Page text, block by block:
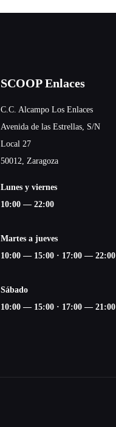
SCOOP Enlaces
C.C. Alcampo Los Enlaces
Avenida de las Estrellas, S/N
Local 27
50012, Zaragoza
Lunes y viernes
10:00 — 22:00
Martes a jueves
10:00 — 15:00 · 17:00 — 22:00
Sábado
10:00 — 15:00 · 17:00 — 21:00